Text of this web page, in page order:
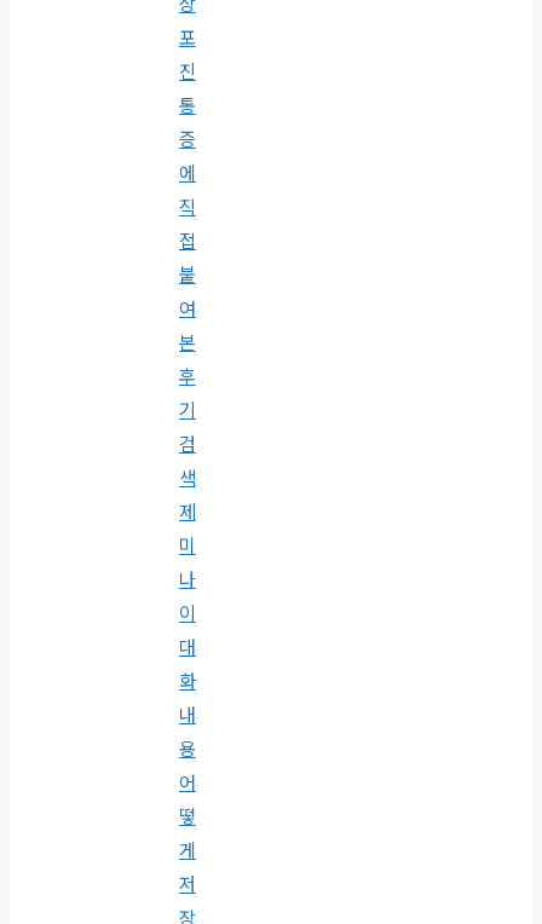
포
진
통
증
에
직
접
붙
여
본
후
기
검
색
제
미
나
이
대
화
내
용
어
떻
게
저
장